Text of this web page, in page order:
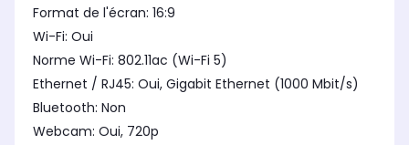
Format de l'écran: 16:9
Wi-Fi: Oui
Norme Wi-Fi: 802.11ac (Wi-Fi 5)
Ethernet / RJ45: Oui, Gigabit Ethernet (1000 Mbit/s)
Bluetooth: Non
Webcam: Oui, 720p